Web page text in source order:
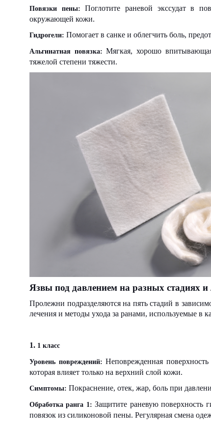
Повязки пены:
Поглотите раневой экссудат в
окружающей кожи.
Гидрогели: Помогает в санке и облегчить боль,
Альгинатная повязка: Мягкая, хорошо
тяжелой степени тяжести.
Язвы под давлением на разных стадиях
Пролежни подразделяются на пять стадий в
лечения и методы ухода за ранами, используемые в
1. 1 класс
Уровень повреждений: Неповрежденная
которая влияет только на верхний слой кожи.
Симптомы: Покраснение, отек, жар, боль при
Обработка ранга 1: Защитите раневую поверхность
повязок из силиконовой пены. Регулярная смена